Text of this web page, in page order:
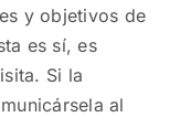
y objetivos de
es sí, es
Si la
al